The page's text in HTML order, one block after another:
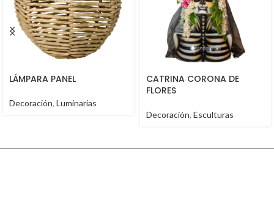
LÁMPARA PANEL
Decoración, Luminarias
CATRINA CORONA DE
FLORES
Decoración, Esculturas